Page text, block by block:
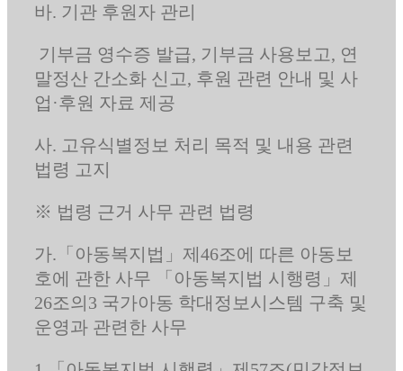
바. 기관 후원자 관리
기부금 영수증 발급, 기부금 사용보고, 연
말정산 간소화 신고, 후원 관련 안내 및 사
업·후원 자료 제공
사. 고유식별정보 처리 목적 및 내용 관련
법령 고지
※ 법령 근거 사무 관련 법령
가.「아동복지법」제46조에 따른 아동보
호에 관한 사무 「아동복지법 시행령」제
26조의3 국가아동 학대정보시스템 구축 및
운영과 관련한 사무